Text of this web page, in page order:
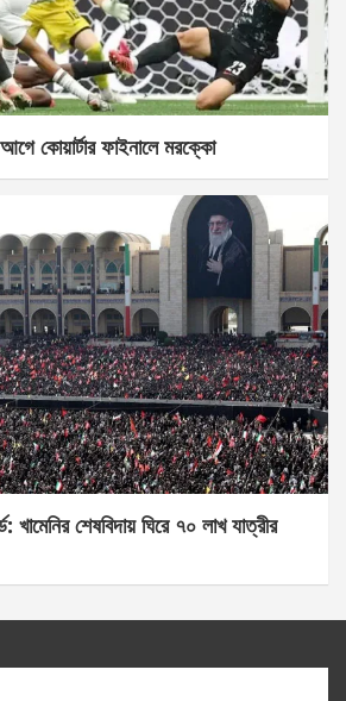
আগে কোয়ার্টার ফাইনালে মরক্কো
খামেনির শেষবিদায় ঘিরে ৭০ লাখ যাত্রীর